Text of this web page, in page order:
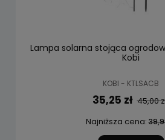
Lampa solarna stojąca
Kobi
KOBI - KTLSACB
35,25 zł 45,00
Najniższa cena: